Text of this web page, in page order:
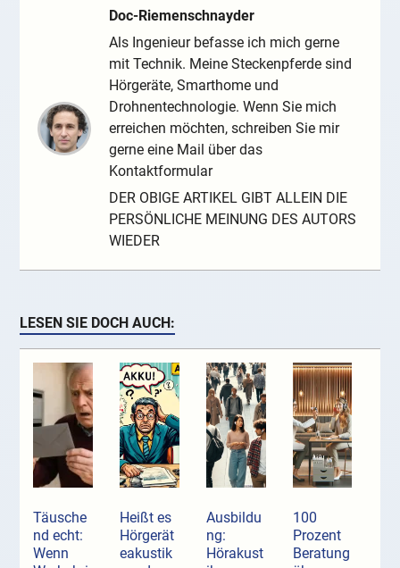
Doc-Riemenschnayder
Als Ingenieur befasse ich mich gerne
mit Technik. Meine Steckenpferde sind
Hörgeräte, Smarthome und
Drohnentechnologie. Wenn Sie mich
erreichen möchten, schreiben Sie mir
gerne eine Mail über das
Kontaktformular
DER OBIGE ARTIKEL GIBT ALLEIN DIE
PERSÖNLICHE MEINUNG DES AUTORS
WIEDER
LESEN SIE DOCH AUCH:
Täusche
nd echt:
Wenn
Heißt es
Hörgerät
eakustik
Ausbildu
ng:
Hörakust
100
Prozent
Beratung